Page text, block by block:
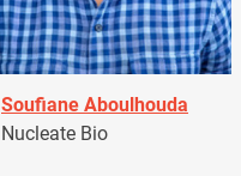
Soufiane Aboulhouda
Nucleate Bio